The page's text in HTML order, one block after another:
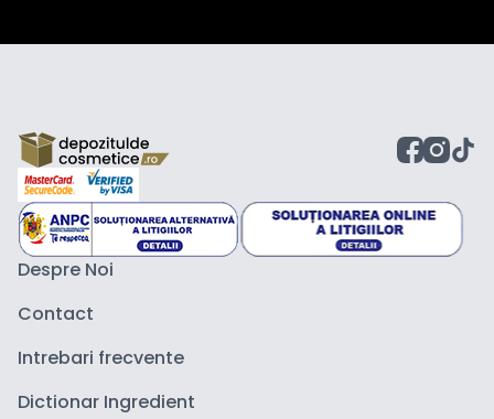
Despre Noi
Contact
Intrebari frecvente
Dictionar Ingredient